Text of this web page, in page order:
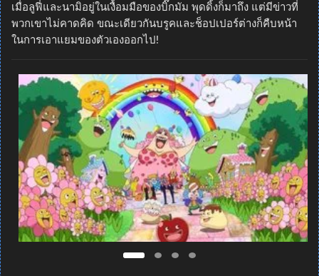
เมื่อลูฟี่และนามิอยู่ในเงื้อมมือของบิ๊กมัม พุดดิ้งก็มาถึง แต่มีข่าวที่
พวกเขาไม่คาดคิด ขณะเดียวกันบรูคและช็อปเปอร์ต่างก็คืบหน้า
ในการเอาแยมของตัวเองออกไป!